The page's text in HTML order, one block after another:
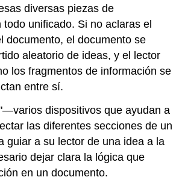
diversas piezas de
unificado. Si no aclaras el
documento, el documento se
aleatorio de ideas, y el lector
los fragmentos de información se
entre sí.
dispositivos que ayudan a
las diferentes secciones de un
guiar a su lector de una idea a la
dejar clara la lógica que
en un documento.